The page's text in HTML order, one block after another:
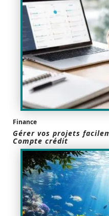
Finance
Gérer vos projets
Compte crédit